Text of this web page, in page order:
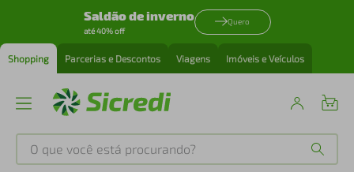
Saldão de inverno
até 40% off
Quero
Shopping Parcerias e Descontos Viagens Imóveis e Veículos
O que você está procurando?